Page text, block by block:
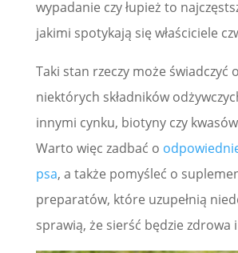
wypadanie czy łupież to
jakimi spotykają się właściciele
Taki stan rzeczy może świadczyć
niektórych składników
innymi cynku, biotyny czy
Warto więc zadbać o
psa, a także pomyśleć o
preparatów, które uzupełnią
sprawią, że sierść będzie zdrowa